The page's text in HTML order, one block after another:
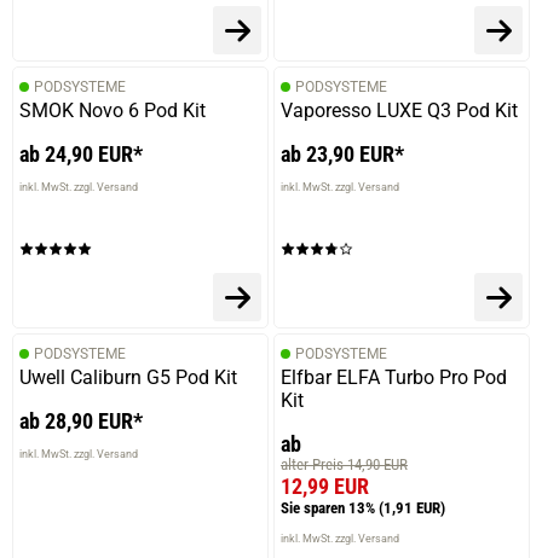
PODSYSTEME
SMOK Novo 6 Pod Kit
ab 24,90 EUR*
inkl. MwSt. zzgl. Versand
PODSYSTEME
Vaporesso LUXE Q3 Pod Kit
ab 23,90 EUR*
inkl. MwSt. zzgl. Versand
PODSYSTEME
Uwell Caliburn G5 Pod Kit
ab 28,90 EUR*
inkl. MwSt. zzgl. Versand
PODSYSTEME
Elfbar ELFA Turbo Pro Pod
Kit
ab
alter Preis 14,90 EUR
12,99 EUR
Sie sparen 13% (1,91 EUR)
inkl. MwSt. zzgl. Versand